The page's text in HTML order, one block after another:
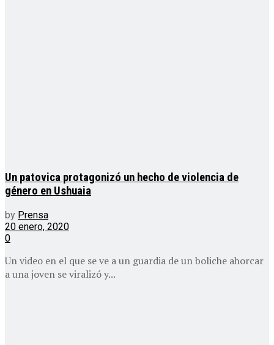
Un patovica protagonizó un hecho de violencia de
género en Ushuaia
by Prensa
20 enero, 2020
0
Un video en el que se ve a un guardia de un boliche ahorcar
a una joven se viralizó y...